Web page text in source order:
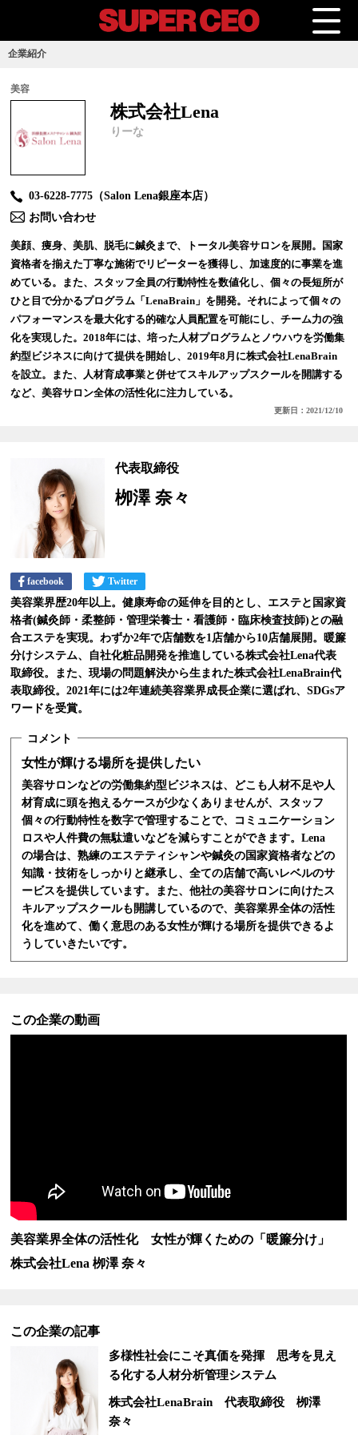
企業紹介
美容
株式会社Lena
りーな
03-6228-7775（Salon Lena銀座本店）
お問い合わせ
美顔、痩身、美肌、脱毛に鍼灸まで、トータル美容サロンを展開。国家
資格者を揃えた丁寧な施術でリピーターを獲得し、加速度的に事業を進
めている。また、スタッフ全員の行動特性を数値化し、個々の長短所が
ひと目で分かるプログラム「LenaBrain」を開発。それによって個々の
パフォーマンスを最大化する的確な人員配置を可能にし、チーム力の強
化を実現した。2018年には、培った人材プログラムとノウハウを労働集
約型ビジネスに向けて提供を開始し、2019年8月に株式会社LenaBrain
を設立。また、人材育成事業と併せてスキルアップスクールを開講する
など、美容サロン全体の活性化に注力している。
更新日：2021/12/10
代表取締役
栁澤 奈々
facebook Twitter
美容業界歴20年以上。健康寿命の延伸を目的とし、エステと国家資
格者(鍼灸師・柔整師・管理栄養士・看護師・臨床検査技師)との融
合エステを実現。わずか2年で店舗数を1店舗から10店舗展開。暖簾
分けシステム、自社化粧品開発を推進している株式会社Lena代表
取締役。また、現場の問題解決から生まれた株式会社LenaBrain代
表取締役。2021年には2年連続美容業界成長企業に選ばれ、SDGsア
ワードを受賞。
女性が輝ける場所を提供したい
美容サロンなどの労働集約型ビジネスは、どこも人材不足や人
材育成に頭を抱えるケースが少なくありませんが、スタッフ
個々の行動特性を数字で管理することで、コミュニケーション
ロスや人件費の無駄遣いなどを減らすことができます。Lena
の場合は、熟練のエステティシャンや鍼灸の国家資格者などの
知識・技術をしっかりと継承し、全ての店舗で高いレベルのサ
ービスを提供しています。また、他社の美容サロンに向けたス
キルアップスクールも開講しているので、美容業界全体の活性
化を進めて、働く意思のある女性が輝ける場所を提供できるよ
うしていきたいです。
この企業の動画
美容業界全体の活性化 女性が輝くための「暖簾分け」
株式会社Lena 栁澤 奈々
この企業の記事
多様性社会にこそ真価を発揮 思考を見え
る化する人材分析管理システム
株式会社LenaBrain
代表取締役 栁澤
奈々